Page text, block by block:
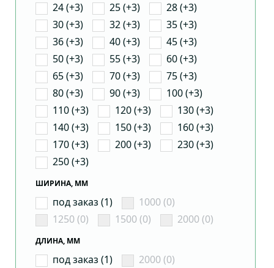
24 (+3)
25 (+3)
28 (+3)
30 (+3)
32 (+3)
35 (+3)
36 (+3)
40 (+3)
45 (+3)
50 (+3)
55 (+3)
60 (+3)
65 (+3)
70 (+3)
75 (+3)
80 (+3)
90 (+3)
100 (+3)
110 (+3)
120 (+3)
130 (+3)
140 (+3)
150 (+3)
160 (+3)
170 (+3)
200 (+3)
230 (+3)
250 (+3)
ШИРИНА, ММ
под заказ (1)
1000 (0)
1250 (0)
1500 (0) 2000 (0)
ДЛИНА, ММ
под заказ (1)
2000 (0)